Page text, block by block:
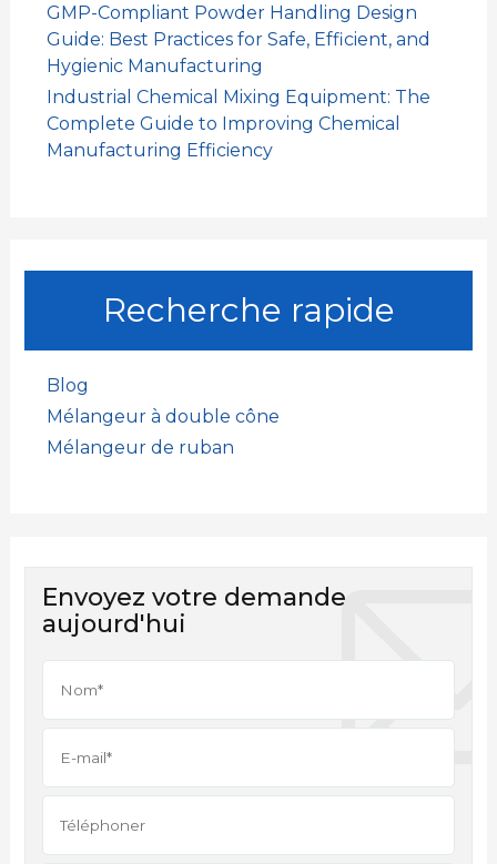
GMP-Compliant Powder Handling Design
Guide: Best Practices for Safe, Efficient, and
Hygienic Manufacturing
Industrial Chemical Mixing Equipment: The
Complete Guide to Improving Chemical
Manufacturing Efficiency
Recherche rapide
Blog
Mélangeur à double cône
Mélangeur de ruban
Envoyez votre demande
aujourd'hui